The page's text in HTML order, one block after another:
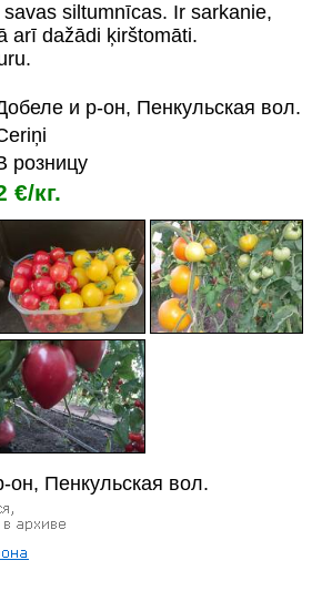
siltumnīcas. Ir sarkanie,
arī dažādi ķirštomāti.
и р-он, Пенкульская вол.
розницу
€/кг.
он, Пенкульская вол.